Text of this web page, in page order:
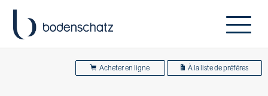
Acheter en ligne À la liste de préféres